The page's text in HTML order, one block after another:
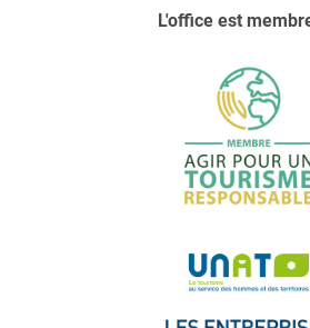
L'office est